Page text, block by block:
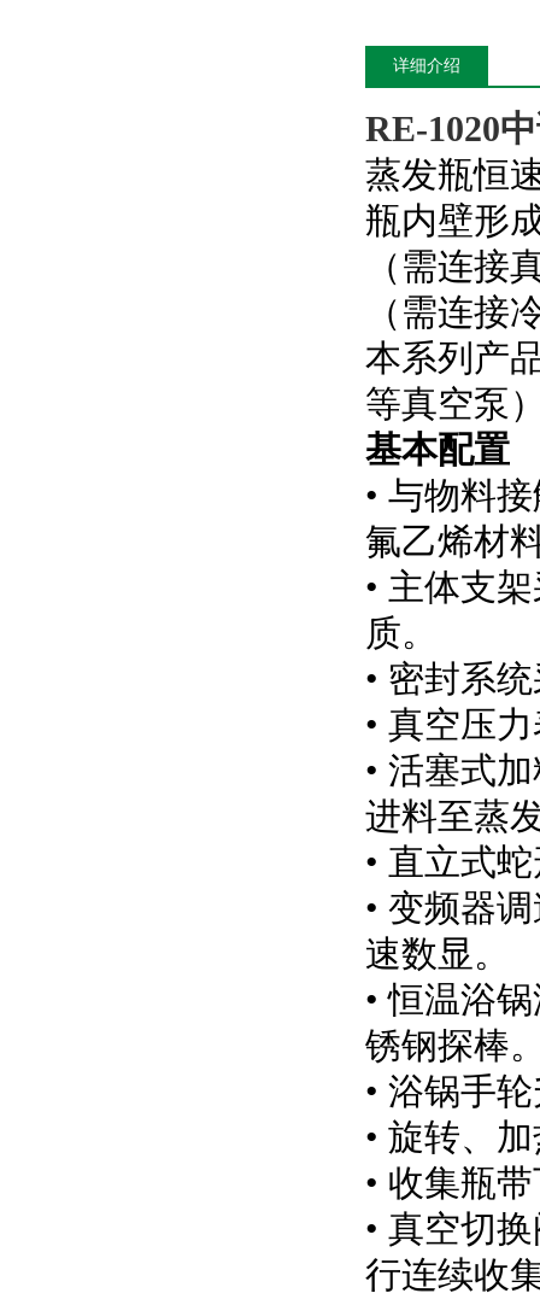
详细介绍
RE-1020
蒸发瓶恒
瓶内壁形
（需连接
（需连接
本系列产
等真空泵
基本配置
• 与物料
氟乙烯材
• 主体支
质。
• 密封系
• 真空压
• 活塞式
进料至蒸
• 直立式
• 变频器
速数显。
• 恒温浴
锈钢探棒
• 浴锅手
• 旋转、
• 收集瓶
• 真空切
行连续收